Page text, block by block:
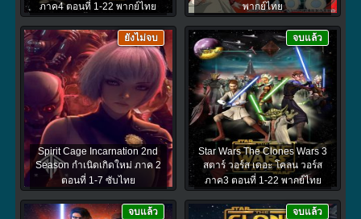
ภาค4 ตอนที่ 1-22 พากย์ไทย
พากย์ไทย
Spirit Cage Incarnation 2nd
Season กำเนิดเกิดใหม่ ภาค 2
ตอนที่ 1-7 ซับไทย
ยังไม่จบ
Star Wars The Clones Wars 3
สตาร์ วอร์ส เดอะ โคลน วอร์ส
ภาค3 ตอนที่ 1-22 พากย์ไทย
จบแล้ว
จบแล้ว จบแล้ว